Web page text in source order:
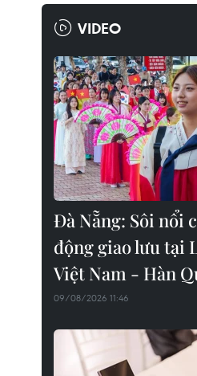
VIDEO
Đà Nẵng: Sôi nổi
động giao lưu tại
Việt Nam - Hàn
09/08/2026 11:46